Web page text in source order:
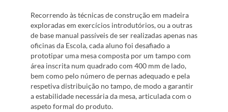
Recorrendo às técnicas de construção em madeira
exploradas em exercícios introdutórios, ou a outras
de base manual passíveis de ser realizadas apenas nas
oficinas da Escola, cada aluno foi desafiado a
prototipar uma mesa composta por um tampo com
área inscrita num quadrado com 400 mm de lado,
bem como pelo número de pernas adequado e pela
respetiva distribuição no tampo, de modo a garantir
a estabilidade necessária da mesa, articulada com o
aspeto formal do produto.